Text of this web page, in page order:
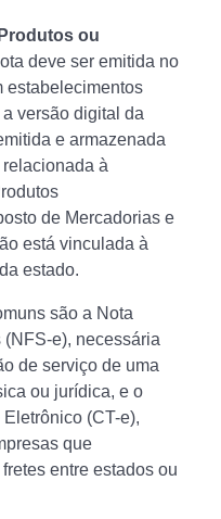
ou
deve ser emitida no
estabelecimentos
versão digital da
e armazenada
à
de Mercadorias e
está vinculada à
estado.
são a Nota
e), necessária
de serviço de uma
ou jurídica, e o
(CT-e),
que
entre estados ou